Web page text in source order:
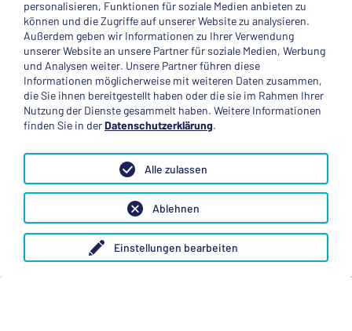
Impressum Datenschutzerklärung Kontakt
Mitglied im
Anerkannte Einsatzstelle
Folge uns
personalisieren, Funktionen für soziale Medien anbieten zu
können und die Zugriffe auf unserer Website zu analysieren.
Außerdem geben wir Informationen zu Ihrer Verwendung
unserer Website an unsere Partner für soziale Medien, Werbung
und Analysen weiter. Unsere Partner führen diese
Informationen möglicherweise mit weiteren Daten zusammen,
die Sie ihnen bereitgestellt haben oder die sie im Rahmen Ihrer
Nutzung der Dienste gesammelt haben. Weitere Informationen
finden Sie in derDatenschutzerklärung.
Einstellungen bearbeiten
Ablehnen
Alle zulassen